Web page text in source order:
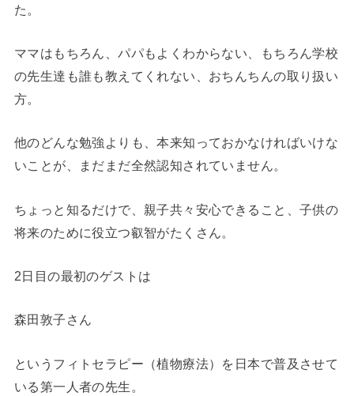
た。
ママはもちろん、パパもよくわからない、もちろん学校
の先生達も誰も教えてくれない、おちんちんの取り扱い
方。
他のどんな勉強よりも、本来知っておかなければいけな
いことが、まだまだ全然認知されていません。
ちょっと知るだけで、親子共々安心できること、子供の
将来のために役立つ叡智がたくさん。
2日目の最初のゲストは
森田敦子さん
というフィトセラピー（植物療法）を日本で普及させて
いる第一人者の先生。